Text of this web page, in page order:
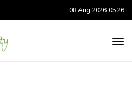
08 Aug 2026 05:26